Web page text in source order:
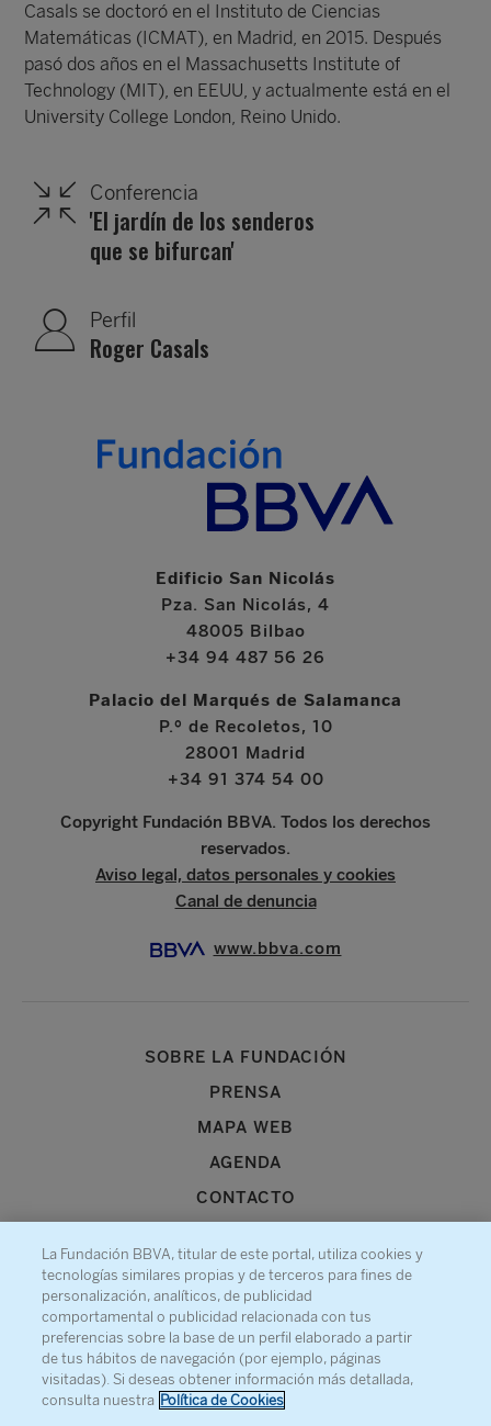
Casals se doctoró en el Instituto de Ciencias
Matemáticas (ICMAT), en Madrid, en 2015. Después
pasó dos años en el Massachusetts Institute of
Technology (MIT), en EEUU, y actualmente está en el
University College London, Reino Unido.
Conferencia
'El jardín de los senderos
que se bifurcan'
Perfil
Roger Casals
Edificio San Nicolás
Pza. San Nicolás, 4
48005 Bilbao
+34 94 487 56 26
Palacio del Marqués de Salamanca
P.º de Recoletos, 10
28001 Madrid
+34 91 374 54 00
Copyright Fundación BBVA. Todos los derechos
reservados.
Aviso legal, datos personales y cookies
Canal de denuncia
www.bbva.com
SOBRE LA FUNDACIÓN
PRENSA
MAPA WEB
AGENDA
CONTACTO
Recibe información sobre nuestra actividad
La Fundación BBVA, titular de este portal, utiliza cookies y
tecnologías similares propias y de terceros para fines de
personalización, analíticos, de publicidad
comportamental o publicidad relacionada con tus
preferencias sobre la base de un perfil elaborado a partir
de tus hábitos de navegación (por ejemplo, páginas
visitadas). Si deseas obtener información más detallada,
consulta nuestra Política de Cookies